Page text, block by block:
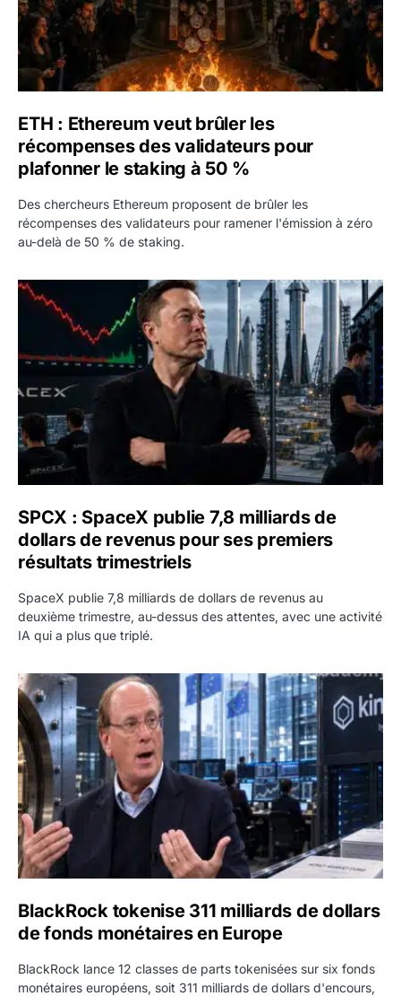
ETH : Ethereum veut brûler les
récompenses des validateurs pour
plafonner le staking à 50 %
Des chercheurs Ethereum proposent de brûler les
récompenses des validateurs pour ramener l'émission à zéro
au-delà de 50 % de staking.
SPCX : SpaceX publie 7,8 milliards de dollars de
SPCX : SpaceX publie 7,8 milliards de
dollars de revenus pour ses premiers
résultats trimestriels
SpaceX publie 7,8 milliards de dollars de revenus au
deuxième trimestre, au-dessus des attentes, avec une activité
IA qui a plus que triplé.
BlackRock tokenise 311 milliards de dollars de fonds
BlackRock tokenise 311 milliards de dollars
de fonds monétaires en Europe
BlackRock lance 12 classes de parts tokenisées sur six fonds
monétaires européens, soit 311 milliards de dollars d'encours,